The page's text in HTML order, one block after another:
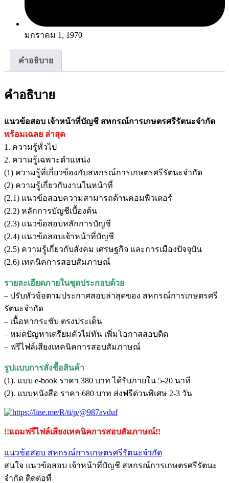
มกราคม 1, 1970
คำอธิบาย
คำอธิบาย
แนวข้อสอบ เจ้าหน้าที่บัญชี สหกรณ์การเกษตรศรีรัตนะจำกัด
พร้อมเฉลย ล่าสุด
1. ความรู้ทั่วไป
2. ความรู้เฉพาะตำแหน่ง
(1) ความรู้ที่เกี่ยวข้องกับสหกรณ์การเกษตรศรีรัตนะจำกัด
(2) ความรู้เกี่ยวกับงานในหน้าที่
(2.1) แนวข้อสอบความสามารถด้านคอมพิวเตอร์
(2.2) หลักการบัญชีเบื้องต้น
(2.3) แนวข้อสอบหลักการบัญชี
(2.4) แนวข้อสอบเจ้าหน้าที่บัญชี
(2.5) ความรู้เกี่ยวกับสังคม เศรษฐกิจ และการเมืองปัจจุบัน
(2.6) เทคนิคการสอบสัมภาษณ์
รายละเอียดภายในชุดประกอบด้วย
– ปรับหัวข้อตามประกาศสอบล่าสุดของ สหกรณ์การเกษตรศรี
รัตนะจำกัด
– เนื้อหากระชับ ตรงประเด็น
– หมดปัญหาเตรียมตัวไม่ทัน เพิ่มโอกาสสอบติด
– ฟรีไฟล์เสียงเทคนิคการสอบสัมภาษณ์
รูปแบบการสั่งชื้อสินค้า
(1). แบบ e-book ราคา 380 บาท ได้รับภายใน 5-20 นาที
(2). แบบหนังสือ ราคา 680 บาท ส่งฟรีด่วนพิเศษ 2-3 วัน
!!แถมฟรีไฟล์เสียงเทคนิคการสอบสัมภาษณ์!!
แนวข้อสอบ สหกรณ์การเกษตรศรีรัตนะจำกัด
สนใจ แนวข้อสอบ เจ้าหน้าที่บัญชี สหกรณ์การเกษตรศรีรัตนะ
จำกัด ติดต่อที่